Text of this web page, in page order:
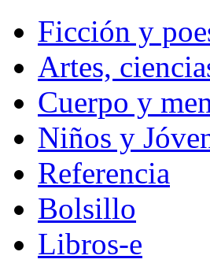
Ficción y
Artes,
Cuerpo y
Niños y
Referencia
Bolsillo
Libros-e